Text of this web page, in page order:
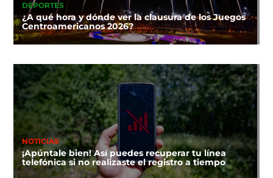
DEPORTES
¿A qué hora y dónde ver la clausura de los Juegos
Centroamericanos 2026?
NOTICIAS
¡Apúntale bien! Así puedes recuperar tu línea
telefónica si no realizaste el registro a tiempo